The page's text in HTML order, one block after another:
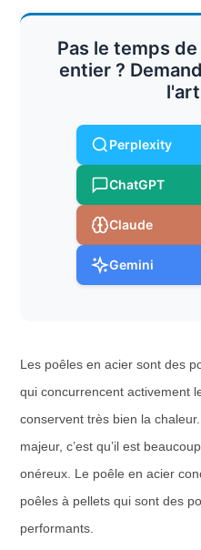
Pas le temps
entier ?
Perplexity
ChatGPT
Claude
Gemini
Les poêles en acier sont des
qui concurrencent activement
conservent très bien la
majeur, c’est qu’il est
onéreux. Le poêle en acier
poêles à pellets qui sont des
performants.